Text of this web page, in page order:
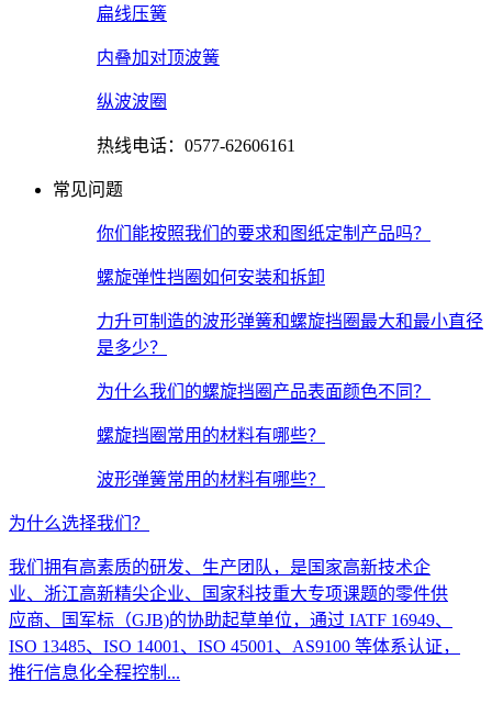
扁线压簧
内叠加对顶波簧
纵波波圈
热线电话：0577-62606161
常见问题
你们能按照我们的要求和图纸定制产品吗？
螺旋弹性挡圈如何安装和拆卸
力升可制造的波形弹簧和螺旋挡圈最大和最小直径
是多少？
为什么我们的螺旋挡圈产品表面颜色不同？
螺旋挡圈常用的材料有哪些？
波形弹簧常用的材料有哪些？
为什么选择我们？
我们拥有高素质的研发、生产团队，是国家高新技术企
业、浙江高新精尖企业、国家科技重大专项课题的零件供
应商、国军标（GJB)的协助起草单位，通过 IATF 16949、
ISO 13485、ISO 14001、ISO 45001、AS9100 等体系认证，
推行信息化全程控制...